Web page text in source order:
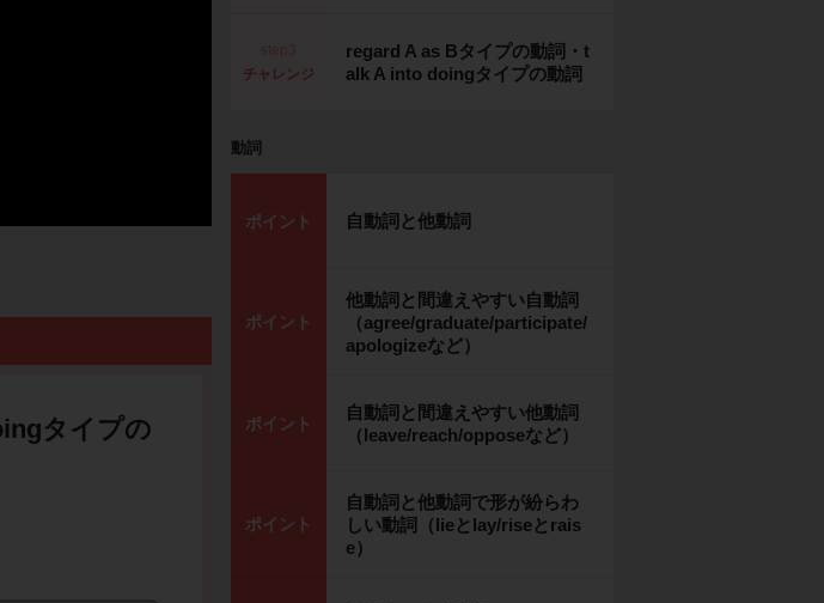
タイプの
チャレンジ
regard A as Bタイプの動詞・t
alk A into doingタイプの動詞
動詞
ポイント 自動詞と他動詞
ポイント
他動詞と間違えやすい自動詞
（agree/graduate/participate/
apologizeなど）
ポイント
自動詞と間違えやすい他動詞
（leave/reach/opposeなど）
ポイント
自動詞と他動詞で形が紛らわ
しい動詞（lieとlay/riseとrais
e）